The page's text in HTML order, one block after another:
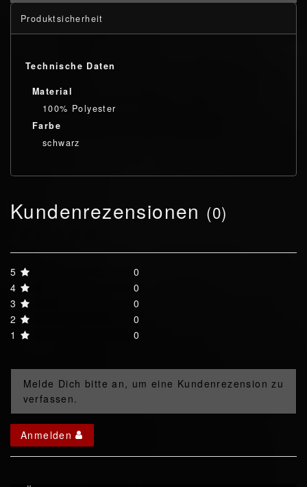
Produktsicherheit
Technische Daten
Material
100% Polyester
Farbe
schwarz
Kundenrezensionen (0)
5
0
4
0
3
0
2
0
1
0
Melde Dich bitte an, um eine Kundenrezension zu
verfassen.
Anmelden